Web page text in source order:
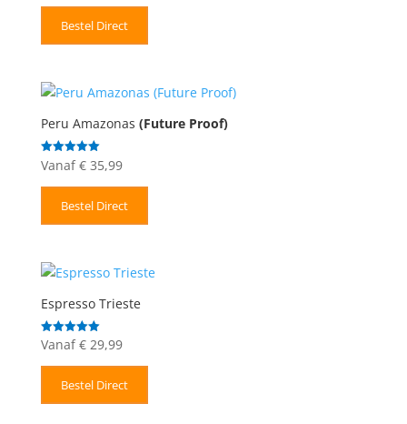
Bestel Direct
Peru Amazonas (Future Proof)
Gewaardeerd
5.00
Vanaf €35,99
Bestel Direct
Espresso Trieste
Gewaardeerd
5.00
uit 5
Vanaf €29,99
Bestel Direct